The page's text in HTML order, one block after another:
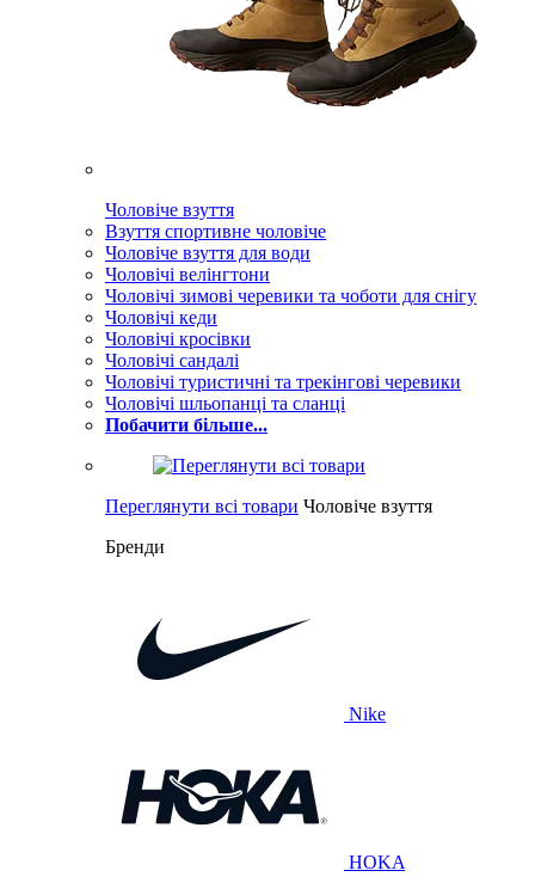
Чоловіче взуття
Взуття спортивне чоловіче
Чоловіче взуття для води
Чоловічі велінгтони
Чоловічі зимові черевики та чоботи для снігу
Чоловічі кеди
Чоловічі кросівки
Чоловічі сандалі
Чоловічі туристичні та трекінгові черевики
Чоловічі шльопанці та сланці
Побачити більше...
Переглянути всі товари Чоловіче взуття
Бренди
Nike
HOKA